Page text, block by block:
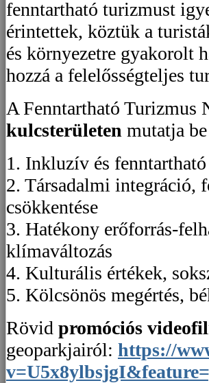
fenntartható turizmust
érintettek, köztük a
és környezetre gyakorolt
hozzá a felelősségteljes
A Fenntartható Turizmus
kulcsterületen mutatja
1. Inkluzív és
2. Társadalmi integráció,
csökkentése
3. Hatékony erőforrás-
klímaváltozás
4. Kulturális értékek,
5. Kölcsönös megértés,
Rövid promóciós
geoparkjairól: https://